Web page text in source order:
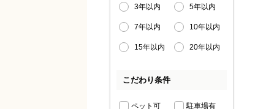
3年以内 5年以内
7年以内 10年以内
15年以内 20年以内
こだわり条件
ペット可 駐車場有